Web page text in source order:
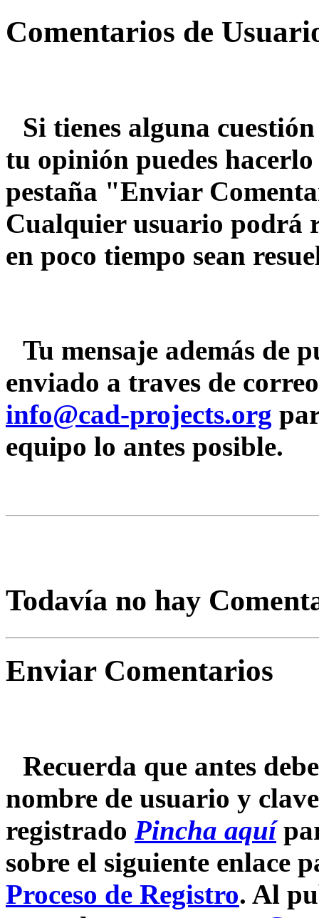
Comentarios de
Si tienes alguna
tu opinión puedes
pestaña "Enviar
Cualquier usuario podrá
en poco tiempo sean
Tu mensaje además de
enviado a traves de
info@cad-projects.org
equipo lo antes posible.
Todavía no hay
Enviar Comentarios
Recuerda que antes
nombre de usuario y
registrado Pincha aquí
sobre el siguiente enlace
Proceso de Registro. Al